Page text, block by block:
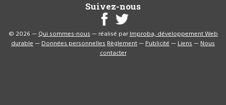
Suivez-nous
© 2026 —Qui sommes-nous— réalisé parImproba, développement Web
durable—Données personnellesRèglement—Publicité—Liens—Nous
contacter